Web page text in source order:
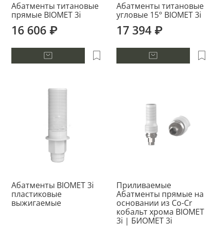
Абатменты титановые
прямые BIOMET 3i
16 606 ₽
Абатменты титановые
угловые 15° BIOMET 3i
17 394 ₽
Абатменты BIOMET 3i
пластиковые
выжигаемые
Приливаемые
Абатменты прямые на
основании из Co-Cr
кобальт хрома BIOMET
3i | БИОМЕТ 3i